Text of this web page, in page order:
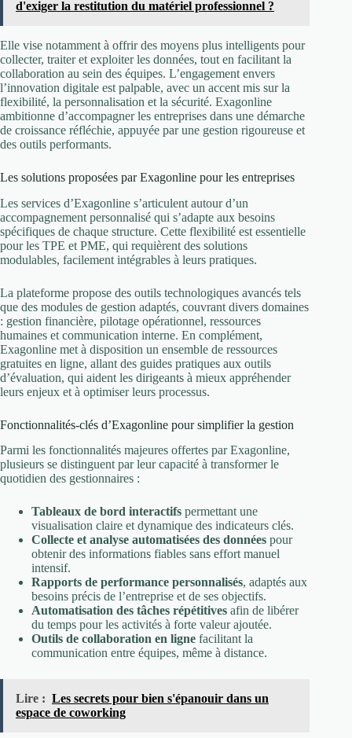
d'exiger la restitution du matériel professionnel ?
Elle vise notamment à offrir des moyens plus intelligents pour
collecter, traiter et exploiter les données, tout en facilitant la
collaboration au sein des équipes. L’engagement envers
l’innovation digitale est palpable, avec un accent mis sur la
flexibilité, la personnalisation et la sécurité. Exagonline
ambitionne d’accompagner les entreprises dans une démarche
de croissance réfléchie, appuyée par une gestion rigoureuse et
des outils performants.
Les solutions proposées par Exagonline pour les entreprises
Les services d’Exagonline s’articulent autour d’un
accompagnement personnalisé qui s’adapte aux besoins
spécifiques de chaque structure. Cette flexibilité est essentielle
pour les TPE et PME, qui requièrent des solutions
modulables, facilement intégrables à leurs pratiques.
La plateforme propose des outils technologiques avancés tels
que des modules de gestion adaptés, couvrant divers domaines
: gestion financière, pilotage opérationnel, ressources
humaines et communication interne. En complément,
Exagonline met à disposition un ensemble de ressources
gratuites en ligne, allant des guides pratiques aux outils
d’évaluation, qui aident les dirigeants à mieux appréhender
leurs enjeux et à optimiser leurs processus.
Fonctionnalités-clés d’Exagonline pour simplifier la gestion
Parmi les fonctionnalités majeures offertes par Exagonline,
plusieurs se distinguent par leur capacité à transformer le
quotidien des gestionnaires :
Tableaux de bord interactifs permettant une
visualisation claire et dynamique des indicateurs clés.
Collecte et analyse automatisées des données pour
obtenir des informations fiables sans effort manuel
intensif.
Rapports de performance personnalisés, adaptés aux
besoins précis de l’entreprise et de ses objectifs.
Automatisation des tâches répétitives afin de libérer
du temps pour les activités à forte valeur ajoutée.
Outils de collaboration en ligne facilitant la
communication entre équipes, même à distance.
Lire : Les secrets pour bien s'épanouir dans un
espace de coworking